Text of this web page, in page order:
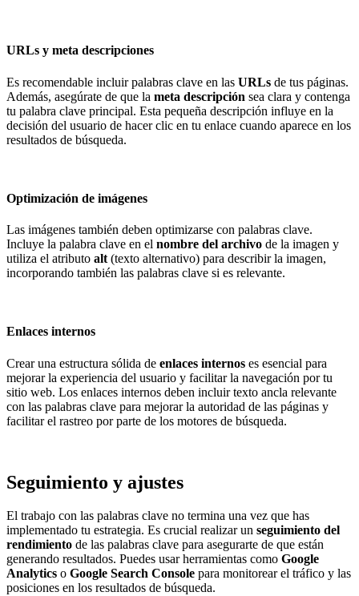
URLs y meta descripciones
Es recomendable incluir palabras clave en las URLs de tus páginas.
Además, asegúrate de que la meta descripción sea clara y contenga
tu palabra clave principal. Esta pequeña descripción influye en la
decisión del usuario de hacer clic en tu enlace cuando aparece en los
resultados de búsqueda.
Optimización de imágenes
Las imágenes también deben optimizarse con palabras clave.
Incluye la palabra clave en el nombre del archivo de la imagen y
utiliza el atributo alt (texto alternativo) para describir la imagen,
incorporando también las palabras clave si es relevante.
Enlaces internos
Crear una estructura sólida de enlaces internos es esencial para
mejorar la experiencia del usuario y facilitar la navegación por tu
sitio web. Los enlaces internos deben incluir texto ancla relevante
con las palabras clave para mejorar la autoridad de las páginas y
facilitar el rastreo por parte de los motores de búsqueda.
Seguimiento y ajustes
El trabajo con las palabras clave no termina una vez que has
implementado tu estrategia. Es crucial realizar un seguimiento del
rendimiento de las palabras clave para asegurarte de que están
generando resultados. Puedes usar herramientas como Google
Analytics o Google Search Console para monitorear el tráfico y las
posiciones en los resultados de búsqueda.